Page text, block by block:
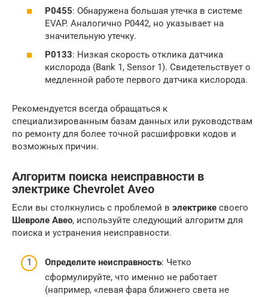
P0455: Обнаружена большая утечка в системе
EVAP. Аналогично P0442, но указывает на
значительную утечку.
P0133: Низкая скорость отклика датчика
кислорода (Bank 1, Sensor 1). Свидетельствует о
медленной работе первого датчика кислорода.
Рекомендуется всегда обращаться к
специализированным базам данных или руководствам
по ремонту для более точной расшифровки кодов и
возможных причин.
Алгоритм поиска неисправности в
электрике Chevrolet Aveo
Если вы столкнулись с проблемой в электрике своего
Шевроле Авео, используйте следующий алгоритм для
поиска и устранения неисправности.
Определите неисправность: Четко
сформулируйте, что именно не работает
(например, «левая фара ближнего света не